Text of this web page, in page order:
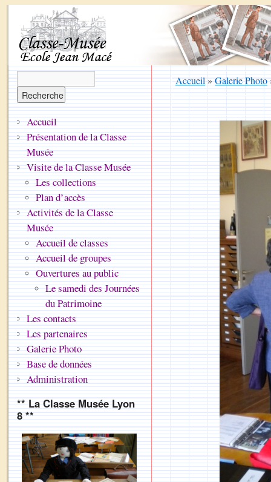
Accueil»Galerie Photo
Accueil
Présentation de la Classe
Musée
Visite de la Classe Musée
Les collections
Plan d’accès
Activités de la Classe
Musée
Accueil de classes
Accueil de groupes
Ouvertures au public
Le samedi des Journées
du Patrimoine
Les contacts
Les partenaires
Galerie Photo
Base de données
Administration
** La Classe Musée Lyon
8 **